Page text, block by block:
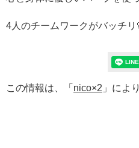
4人のチームワークがバッチ
この情報は、「 nico×2 」によ